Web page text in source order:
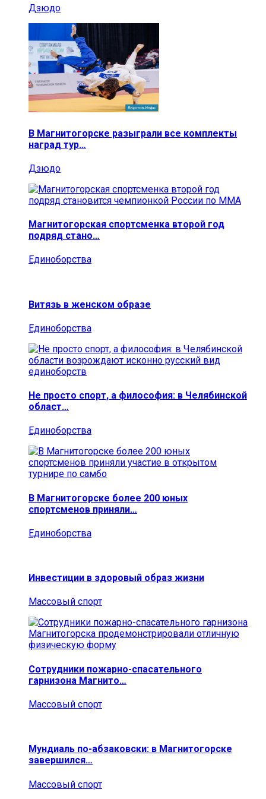
Дзюдо
В Магнитогорске разыграли все комплекты
наград тур…
Дзюдо
Магнитогорская спортсменка второй год
подряд стано…
Единоборства
Витязь в женском образе
Единоборства
Не просто спорт, а философия: в Челябинской
област…
Единоборства
В Магнитогорске более 200 юных
спортсменов приняли…
Единоборства
Инвестиции в здоровый образ жизни
Массовый спорт
Сотрудники пожарно-спасательного
гарнизона Магнито…
Массовый спорт
Мундиаль по-абзаковски: в Магнитогорске
завершился…
Массовый спорт